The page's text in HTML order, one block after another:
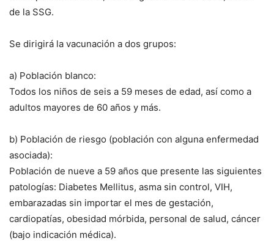
de la SSG.
Se dirigirá la vacunación a dos grupos:
a) Población blanco:
Todos los niños de seis a 59 meses de edad, así como a
adultos mayores de 60 años y más.
b) Población de riesgo (población con alguna enfermedad
asociada):
Población de nueve a 59 años que presente las siguientes
patologías: Diabetes Mellitus, asma sin control, VIH,
embarazadas sin importar el mes de gestación,
cardiopatías, obesidad mórbida, personal de salud, cáncer
(bajo indicación médica).